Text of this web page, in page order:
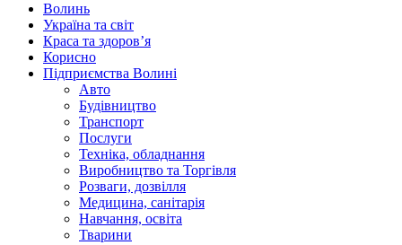
Волинь
Україна та світ
Краса та здоров’я
Корисно
Підприємства Волині
Авто
Будівництво
Транспорт
Послуги
Техніка, обладнання
Виробництво та Торгівля
Розваги, дозвілля
Медицина, санітарія
Навчання, освіта
Тварини